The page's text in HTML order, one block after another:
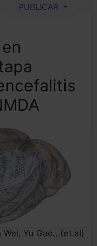
PUBLICAR
Wei, Yu Gao...(et.al)